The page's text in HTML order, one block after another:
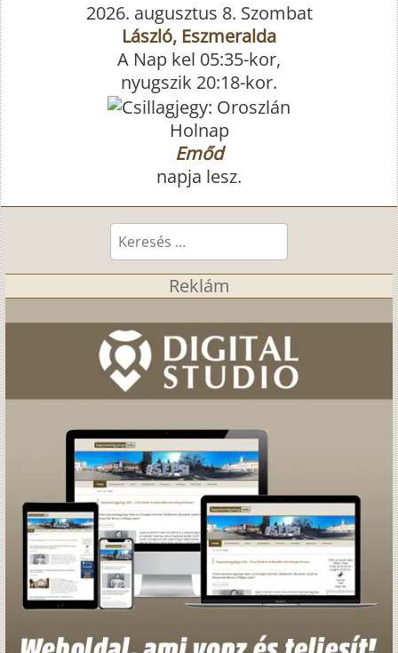
2026. augusztus 8. Szombat
László, Eszmeralda
A Nap kel 05:35-kor,
nyugszik 20:18-kor.
Holnap
Emőd
napja lesz.
Keresés...
Reklám